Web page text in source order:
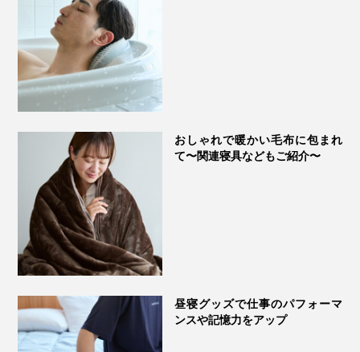
おしゃれで暖かい毛布に包まれ
て〜関連寝具などもご紹介〜
昼寝グッズで仕事のパフォーマ
ンスや記憶力をアップ